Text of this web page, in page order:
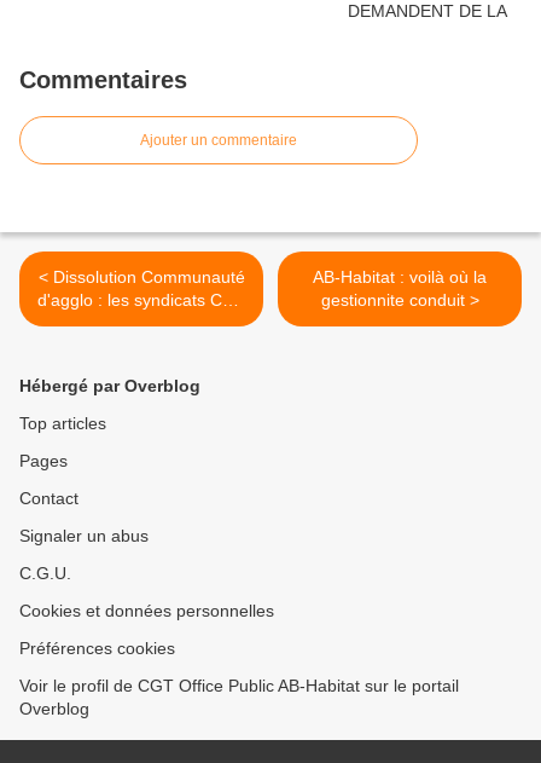
Commentaires
Ajouter un commentaire
< Dissolution Communauté
d'agglo : les syndicats CGT
interpellent le Préfet de
AB-Habitat : voilà où la
gestionnite conduit >
Hébergé par Overblog
Top articles
Pages
Contact
Signaler un abus
C.G.U.
Cookies et données personnelles
Préférences cookies
Voir le profil de CGT Office Public AB-Habitat sur le portail
Overblog